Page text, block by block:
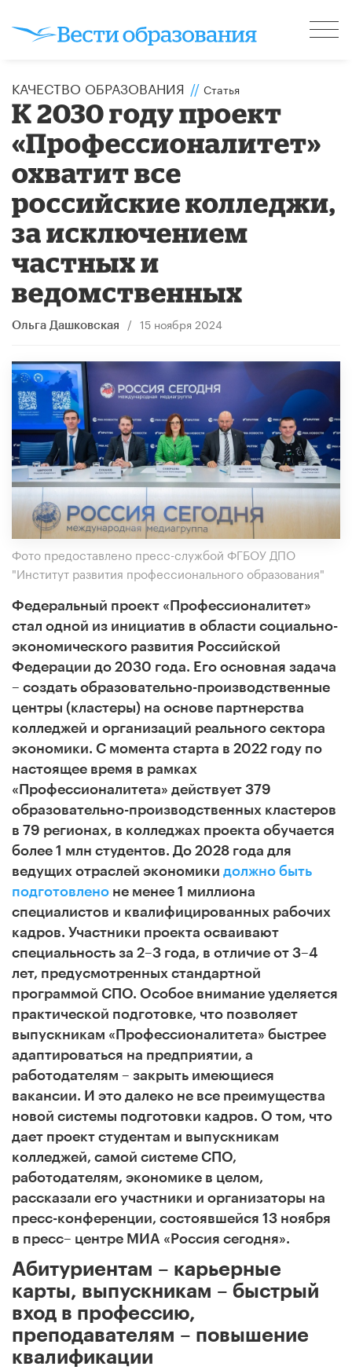
КАЧЕСТВО ОБРАЗОВАНИЯ // Статья
К 2030 году проект
«Профессионалитет»
охватит все
российские колледжи,
за исключением
частных и
ведомственных
Ольга Дашковская / 15 ноября 2024
Фото предоставлено пресс-службой ФГБОУ ДПО
"Институт развития профессионального образования"
Федеральный проект «Профессионалитет»
стал одной из инициатив в области социально-
экономического развития Российской
Федерации до 2030 года. Его основная задача
– создать образовательно-производственные
центры (кластеры) на основе партнерства
колледжей и организаций реального сектора
экономики. С момента старта в 2022 году по
настоящее время в рамках
«Профессионалитета» действует 379
образовательно-производственных кластеров
в 79 регионах, в колледжах проекта обучается
более 1 млн студентов. До 2028 года для
ведущих отраслей экономики должно быть
подготовлено не менее 1 миллиона
специалистов и квалифицированных рабочих
кадров. Участники проекта осваивают
специальность за 2–3 года, в отличие от 3–4
лет, предусмотренных стандартной
программой СПО. Особое внимание уделяется
практической подготовке, что позволяет
выпускникам «Профессионалитета» быстрее
адаптироваться на предприятии, а
работодателям – закрыть имеющиеся
вакансии. И это далеко не все преимущества
новой системы подготовки кадров. О том, что
дает проект студентам и выпускникам
колледжей, самой системе СПО,
работодателям, экономике в целом,
рассказали его участники и организаторы на
пресс-конференции, состоявшейся 13 ноября
в пресс– центре МИА «Россия сегодня».
Абитуриентам – карьерные
карты, выпускникам – быстрый
вход в профессию,
преподавателям – повышение
квалификации